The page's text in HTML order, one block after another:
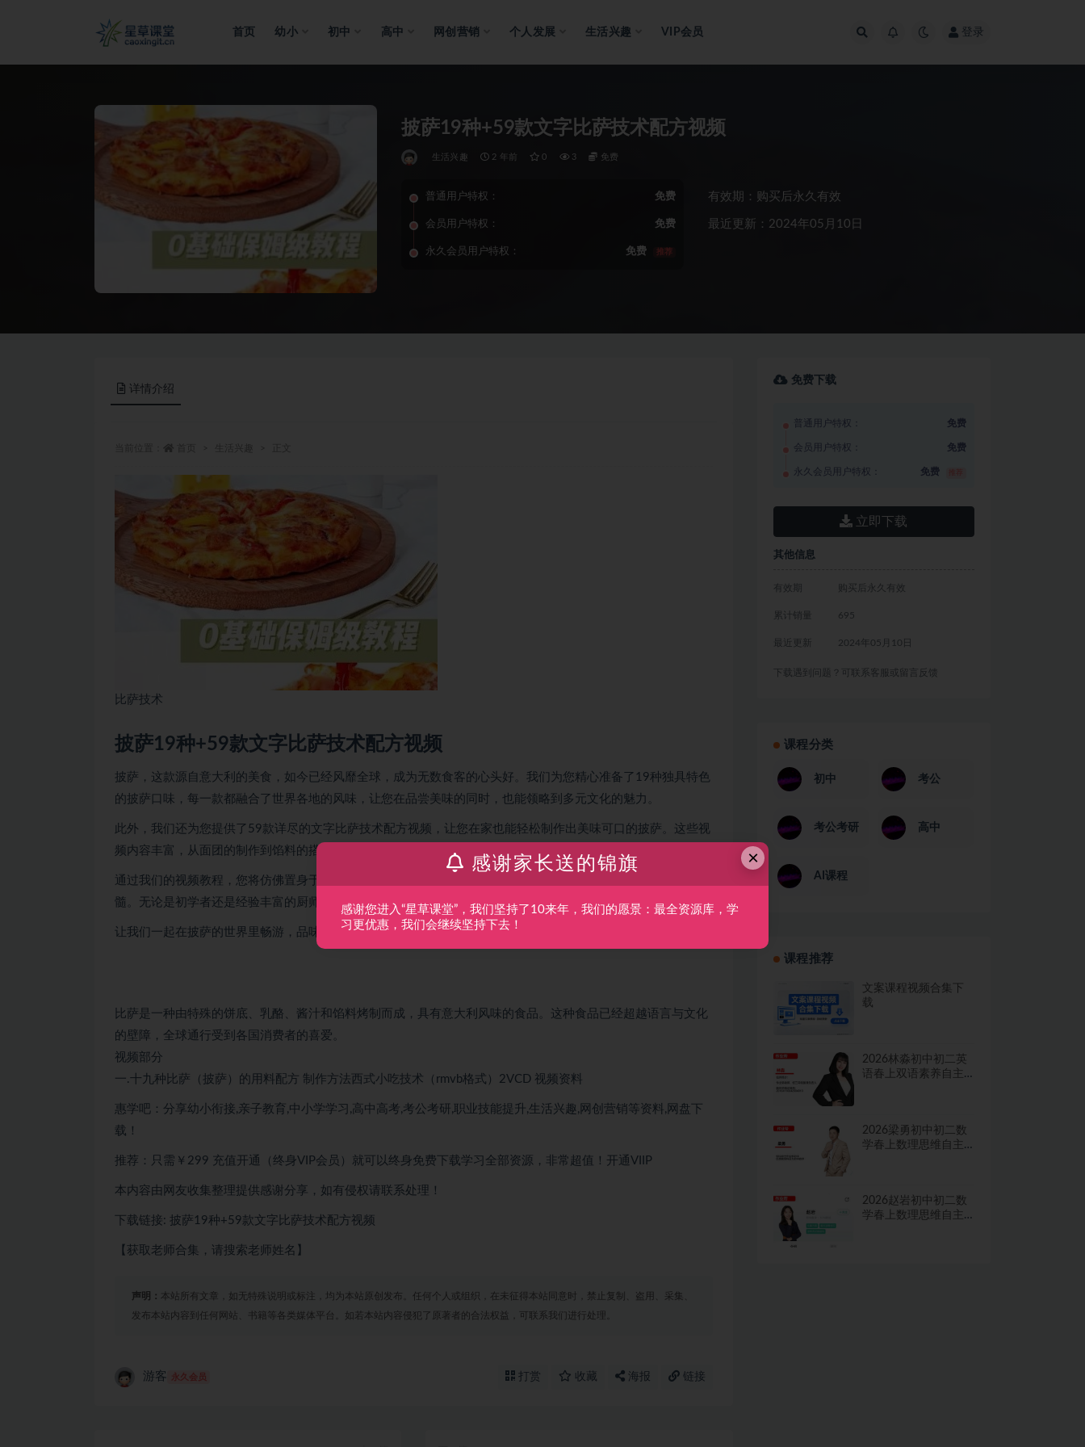
首页 幼小 初中 高中 网创营销 个人发展 生活兴趣 VIP会员 登录
披萨19种+59款文字比萨技术配方视频
生活兴趣 2 年前 0 3 免费
普通用户特权： 免费
会员用户特权： 免费
永久会员用户特权： 免费 推荐
有效期：购买后永久有效
最近更新：2024年05月10日
详情介绍
比萨技术
披萨19种+59款文字比萨技术配方视频
披萨，这款源自意大利的美食，如今已经风靡全球，成为无数食客的心头好。我们为您精心准备了19种独具特色
的披萨口味，每一款都融合了世界各地的风味，让您在品尝美味的同时，也能领略到多元文化的魅力。
此外，我们还为您提供了59款详尽的文字比萨技术配方视频，让您在家也能轻松制作出美味可口的披萨。这些视
频内容丰富，从面团的制作到馅料的搭配，再到烤制的技巧，每一步都为您呈现得淋漓尽致。
通过我们的视频教程，您将仿佛置身于一个披萨制作大师的课堂，跟随我们的步伐，一步步掌握披萨制作的精
髓。无论是初学者还是经验丰富的厨师，都能在这里找到适合自己的学习内容和灵感。
让我们一起在披萨的世界里畅游，品味美食，享受生活的美好。快来加入我们的披萨制作之旅吧！
比萨是一种由特殊的饼底、乳酪、酱汁和馅料烤制而成，具有意大利风味的食品。这种食品已经超越语言与文化
的壁障，全球通行受到各国消费者的喜爱。
视频部分
一.十九种比萨（披萨）的用料配方 制作方法西式小吃技术 （rmvb格式）2VCD 视频资料
惠学吧：分享幼小衔接,亲子教育,中小学学习,高中高考,考公考研,职业技能提升,生活兴趣,网创营销等资料,网盘下
载！
推荐：只需￥299 充值开通（终身VIP会员）就可以 终身免费下载学习全部资源，非常超值！开通VIIP
本内容由网友收集整理提供感谢分享，如有侵权请联系处理！
下载链接: 披萨19种+59款文字比萨技术配方视频
【获取老师合集，请搜索老师姓名】
声明： 本站所有文章，如无特殊说明或标注，均为本站原创发布。任何个人或组织，在未征得本站同意时，禁止复制、盗用、采集、
发布本站内容到任何网站、书籍等各类媒体平台。如若本站内容侵犯了原著者的合法权益，可联系我们进行处理。
游客 永久会员 打赏 收藏 海报 链接
免费下载
普通用户特权： 免费
会员用户特权： 免费
永久会员用户特权： 免费
立即下载
其他信息
有效期 购买后永久有效
累计销量 695
最近更新 2024年05月10日
下载遇到问题？可联系客服或留言反馈
课程分类
初中 考公
考公考研 高中
AI课程
课程推荐
文案课程视频合集下
载
2026林淼初中初二英
语春上双语素养自主
2026梁勇初中初二数
学春上数理思维自主
2026赵岩初中初二数
学春上数理思维自主
×
感谢家长送的锦旗
感谢您进入“星草课堂”，我们坚持了10来年，我们的愿景：最全资源库，学
习更优惠，我们会继续坚持下去！